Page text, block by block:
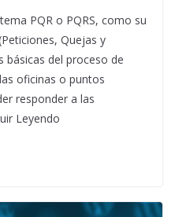
PQR o PQRS, como su
Quejas y
básicas del proceso de
oficinas o puntos
responder a las
Leyendo